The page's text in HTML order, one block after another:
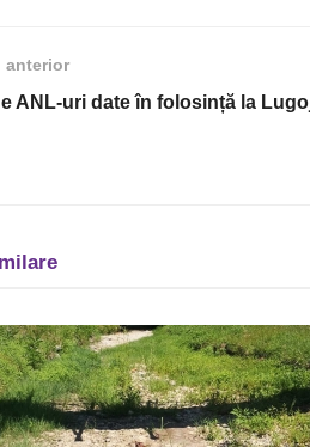
anterior
ANL-uri date în folosință la